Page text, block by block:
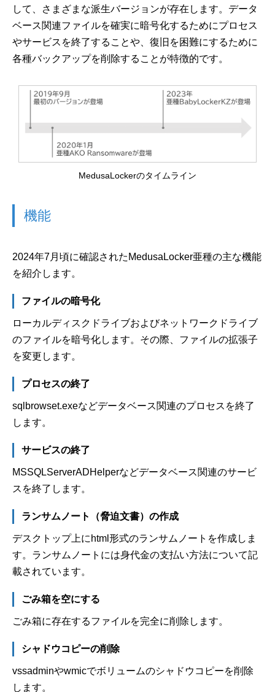
して、さまざまな派生バージョンが存在します。データ
ベース関連ファイルを確実に暗号化するためにプロセス
やサービスを終了することや、復旧を困難にするために
各種バックアップを削除することが特徴的です。
MedusaLockerのタイムライン
機能
2024年7月頃に確認されたMedusaLocker亜種の主な機能
を紹介します。
ファイルの暗号化
ローカルディスクドライブおよびネットワークドライブ
のファイルを暗号化します。その際、ファイルの拡張子
を変更します。
プロセスの終了
sqlbrowset.exeなどデータベース関連のプロセスを終了
します。
サービスの終了
MSSQLServerADHelperなどデータベース関連のサービ
スを終了します。
ランサムノート（脅迫文書）の作成
デスクトップ上にhtml形式のランサムノートを作成しま
す。ランサムノートには身代金の支払い方法について記
載されています。
ごみ箱を空にする
ごみ箱に存在するファイルを完全に削除します。
シャドウコピーの削除
vssadminやwmicでボリュームのシャドウコピーを削除
します。